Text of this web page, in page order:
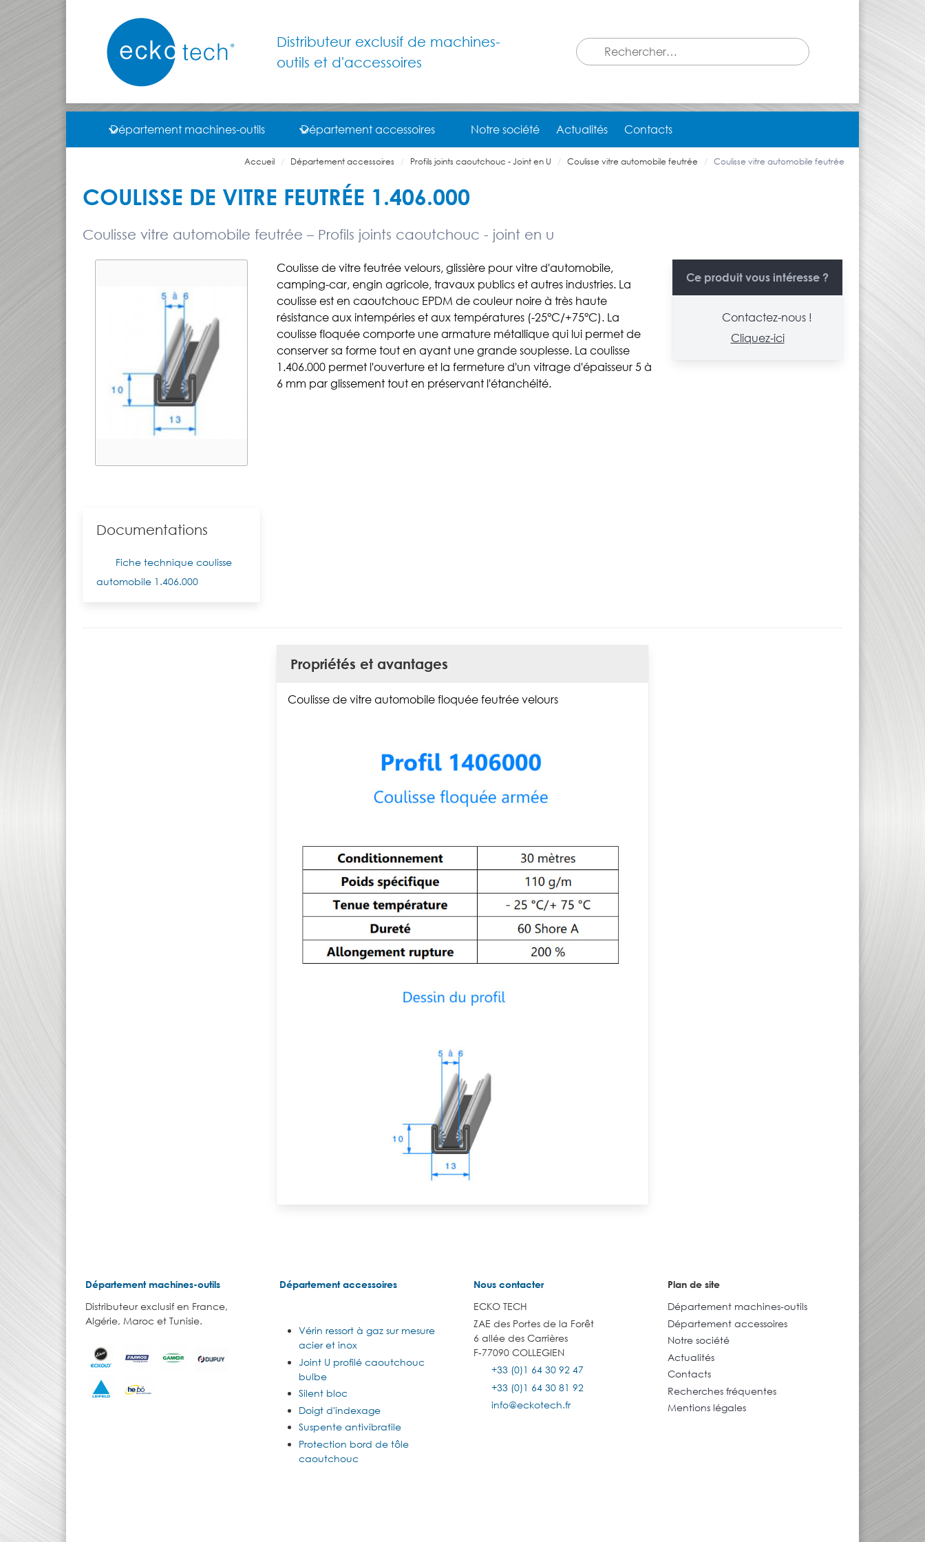
Distributeur exclusif de machines-
outils et d'accessoires
Département machines-outils Département accessoires Notre société Actualités Contacts
Accueil Département accessoires Profils joints caoutchouc - Joint en U Coulisse vitre automobile feutrée Coulisse vitre automobile feutrée
COULISSE DE VITRE FEUTRÉE 1.406.000
Coulisse vitre automobile feutrée – Profils joints caoutchouc - joint en u
Documentations
Fiche technique coulisse
automobile 1.406.000
Ce produit vous intéresse ?
Contactez-nous !
Cliquez-ici
Coulisse de vitre feutrée velours, glissière pour vitre d'automobile,
camping-car, engin agricole, travaux publics et autres industries. La
coulisse est en caoutchouc EPDM de couleur noire à très haute
résistance aux intempéries et aux températures (-25°C/+75°C). La
coulisse floquée comporte une armature métallique qui lui permet de
conserver sa forme tout en ayant une grande souplesse. La coulisse
1.406.000 permet l'ouverture et la fermeture d'un vitrage d'épaisseur 5 à
6 mm par glissement tout en préservant l'étanchéité.
Propriétés et avantages
Coulisse de vitre automobile floquée feutrée velours
Département machines-outils
Distributeur exclusif en France,
Algérie, Maroc et Tunisie.
Département accessoires
Vérin ressort à gaz sur mesure
acier et inox
Joint U profilé caoutchouc
bulbe
Silent bloc
Doigt d'indexage
Suspente antivibratile
Protection bord de tôle
caoutchouc
Nous contacter
ECKO TECH
ZAE des Portes de la Forêt
6 allée des Carrières
F-77090 COLLEGIEN
+33 (0)1 64 30 92 47
+33 (0)1 64 30 81 92
info@eckotech.fr
Plan de site
Département machines-outils
Département accessoires
Notre société
Actualités
Contacts
Recherches fréquentes
Mentions légales